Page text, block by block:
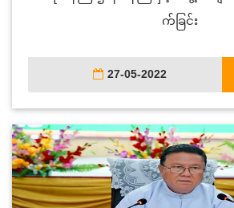
က်ခြင်း
27-05-2022